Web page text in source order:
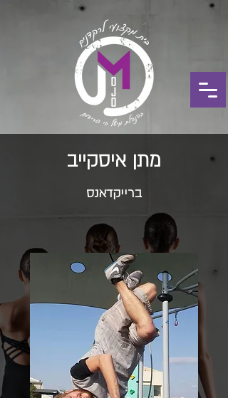
מתן איסקייב
ברייקדאנס